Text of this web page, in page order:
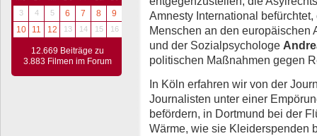
3
4 5 6 7 8
9
10
11 12 13 14 15 16
12.669 Beiträge zu
3.883 Filmen im Forum
Amnesty International
Menschen an den europäischen
und der Sozialpsychologe
politischen Maßnahmen gegen
In Köln erfahren wir von der
Journalisten unter einer
befördern, in Dortmund bei der
Wärme, wie sie Kleiderspenden